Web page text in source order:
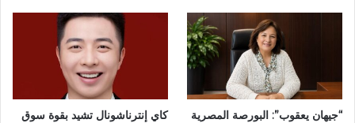
“جيهان يعقوب”: البورصة المصرية
كاي إنترناشونال تشيد بقوة سوق